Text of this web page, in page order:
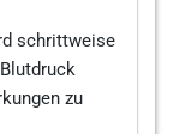
schrittweise
zu